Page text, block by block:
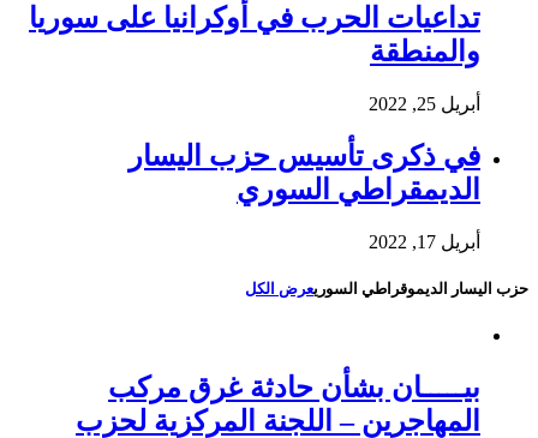
تداعيات الحرب في أوكرانيا على سوريا
والمنطقة
أبريل 25, 2022
في ذكرى تأسيس حزب اليسار
الديمقراطي السوري
أبريل 17, 2022
حزب اليسار الديموقراطي السوريعرض الكل
بيـــــان بشأن حادثة غرق مركب
المهاجرين – اللجنة المركزية لحزب